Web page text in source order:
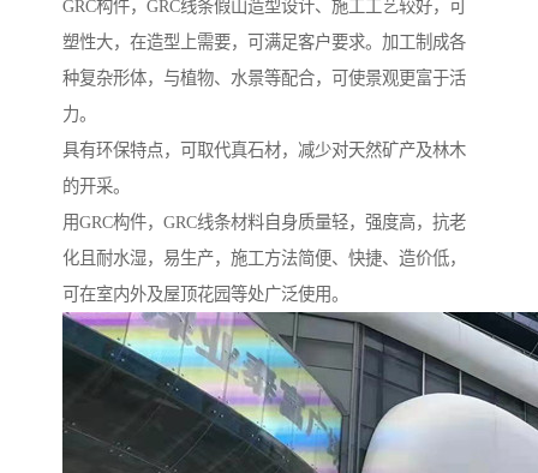
GRC构件，GRC线条假山造型设计、施工工艺较好，可
塑性大，在造型上需要，可满足客户要求。加工制成各
种复杂形体，与植物、水景等配合，可使景观更富于活
力。
具有环保特点，可取代真石材，减少对天然矿产及林木
的开采。
用GRC构件，GRC线条材料自身质量轻，强度高，抗老
化且耐水湿，易生产，施工方法简便、快捷、造价低，
可在室内外及屋顶花园等处广泛使用。